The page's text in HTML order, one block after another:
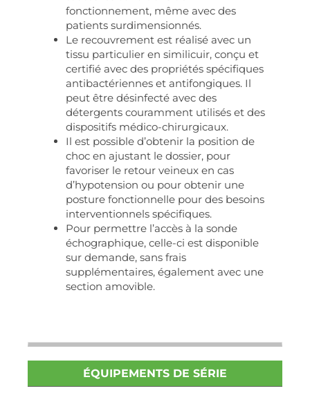
fonctionnement, même avec des
patients surdimensionnés.
Le recouvrement est réalisé avec un
tissu particulier en similicuir, conçu et
certifié avec des propriétés spécifiques
antibactériennes et antifongiques. Il
peut être désinfecté avec des
détergents couramment utilisés et des
dispositifs médico-chirurgicaux.
Il est possible d’obtenir la position de
choc en ajustant le dossier, pour
favoriser le retour veineux en cas
d’hypotension ou pour obtenir une
posture fonctionnelle pour des besoins
interventionnels spécifiques.
Pour permettre l’accès à la sonde
échographique, celle-ci est disponible
sur demande, sans frais
supplémentaires, également avec une
section amovible.
ÉQUIPEMENTS DE SÉRIE